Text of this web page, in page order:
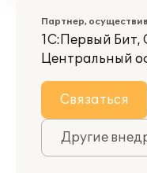
Партнер,
1С:Первый Бит,
Центральный
Связаться
Другие